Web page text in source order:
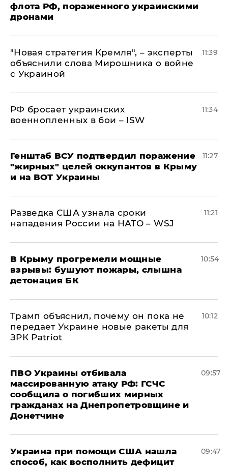
флота РФ, пораженного украинскими
дронами
"Новая стратегия Кремля", – эксперты
объяснили слова Мирошника о войне
с Украиной
11:39
РФ бросает украинских
военнопленных в бои – ISW
11:34
Генштаб ВСУ подтвердил поражение
"жирных" целей оккупантов в Крыму
и на ВОТ Украины
11:27
Разведка США узнала сроки
нападения России на НАТО – WSJ
11:21
В Крыму прогремели мощные
взрывы: бушуют пожары, слышна
детонация БК
10:54
Трамп объяснил, почему он пока не
передает Украине новые ракеты для
ЗРК Patriot
10:12
ПВО Украины отбивала
массированную атаку РФ: ГСЧС
сообщила о погибших мирных
гражданах на Днепропетровщине и
Донетчине
09:57
Украина при помощи США нашла
способ, как восполнить дефицит
09:47